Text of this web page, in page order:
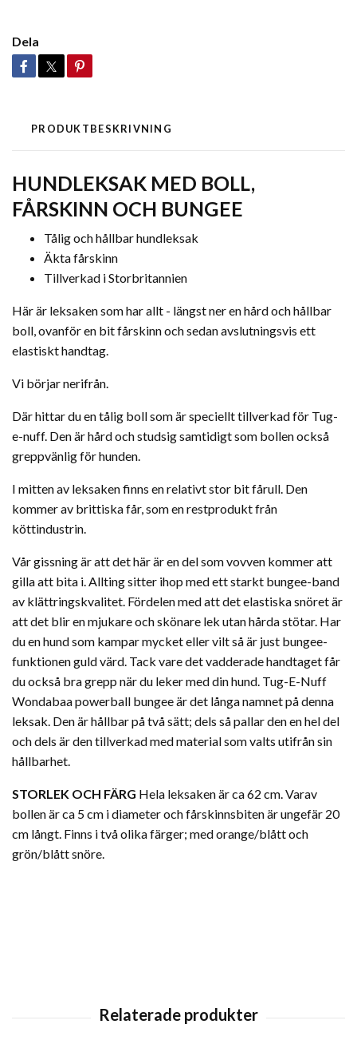
Dela
PRODUKTBESKRIVNING
HUNDLEKSAK MED BOLL,
FÅRSKINN OCH BUNGEE
Tålig och hållbar hundleksak
Äkta fårskinn
Tillverkad i Storbritannien
Här är leksaken som har allt - längst ner en hård och hållbar
boll, ovanför en bit fårskinn och sedan avslutningsvis ett
elastiskt handtag.
Vi börjar nerifrån.
Där hittar du en tålig boll som är speciellt tillverkad för Tug-
e-nuff. Den är hård och studsig samtidigt som bollen också
greppvänlig för hunden.
I mitten av leksaken finns en relativt stor bit fårull. Den
kommer av brittiska får, som en restprodukt från
köttindustrin.
Vår gissning är att det här är en del som vovven kommer att
gilla att bita i. Allting sitter ihop med ett starkt bungee-band
av klättringskvalitet. Fördelen med att det elastiska snöret är
att det blir en mjukare och skönare lek utan hårda stötar. Har
du en hund som kampar mycket eller vilt så är just bungee-
funktionen guld värd. Tack vare det vadderade handtaget får
du också bra grepp när du leker med din hund. Tug-E-Nuff
Wondabaa powerball bungee är det långa namnet på denna
leksak. Den är hållbar på två sätt; dels så pallar den en hel del
och dels är den tillverkad med material som valts utifrån sin
hållbarhet.
STORLEK OCH FÄRG Hela leksaken är ca 62 cm. Varav
bollen är ca 5 cm i diameter och fårskinnsbiten är ungefär 20
cm långt. Finns i två olika färger; med orange/blått och
grön/blått snöre.